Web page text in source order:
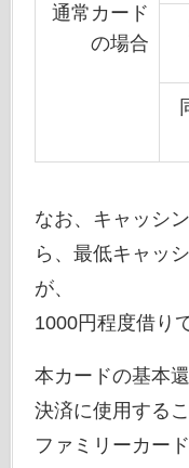
通常カード
の場合
なお、キャッシ
ら、最低キャッ
が、
1000円程度借り
本カードの基本
決済に使用する
ファミリーカー